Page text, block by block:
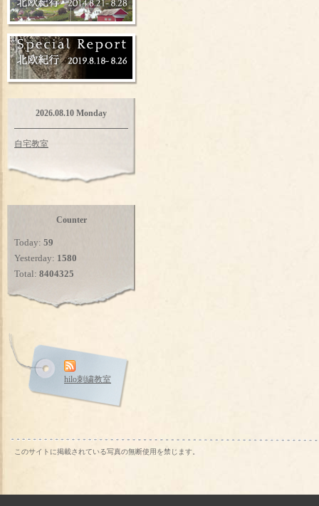
2026.08.10 Monday
自宅教室
Counter
Today: 59
Yesterday: 1580
Total: 8404325
hilo刺繍教室
このサイトに掲載されている写真の無断使用を禁じます。